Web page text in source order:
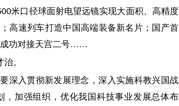
米口径球面射电望远镜实现大面积、高精度
高速列车打造中国高端装备新名片；国产首
成功对接天宫二号……
。
入贯彻新发展理念，深入实施科教兴国战
加强组织，优化我国科技事业发展总体布